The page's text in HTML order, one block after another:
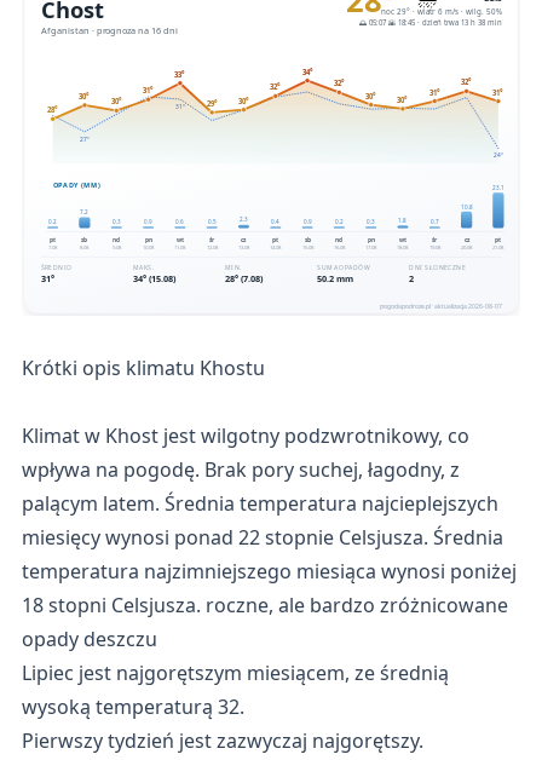
Krótki opis klimatu Khostu
Klimat w Khost jest wilgotny podzwrotnikowy, co
wpływa na pogodę. Brak pory suchej, łagodny, z
palącym latem. Średnia temperatura najcieplejszych
miesięcy wynosi ponad 22 stopnie Celsjusza. Średnia
temperatura najzimniejszego miesiąca wynosi poniżej
18 stopni Celsjusza. roczne, ale bardzo zróżnicowane
opady deszczu
Lipiec jest najgorętszym miesiącem, ze średnią
wysoką temperaturą 32.
Pierwszy tydzień jest zazwyczaj najgorętszy.